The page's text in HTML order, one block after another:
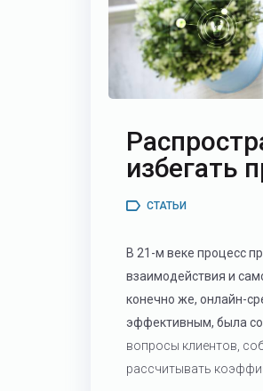
избегать
СТАТЬИ
В 21-м веке процесс
взаимодействия и
конечно же, онлайн-
эффективным, была
вопросы клиентов,
рассчитывать